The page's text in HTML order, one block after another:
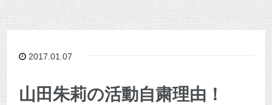
2017.01.07
山田朱莉の活動自粛理由！